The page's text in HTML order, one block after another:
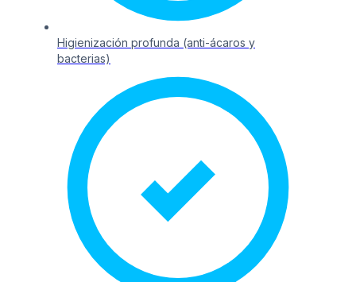
Higienización profunda (anti-ácaros y
bacterias)